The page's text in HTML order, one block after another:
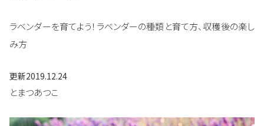
ラベンダーを育てよう！ラベンダーの種類と育て方、収穫後の楽し
み方
更新2019.12.24
とまつあつこ